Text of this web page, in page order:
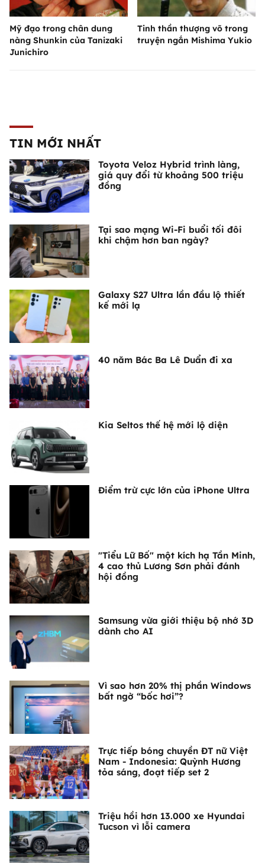
Mỹ đạo trong chân dung
nàng Shunkin của Tanizaki
Junichiro
Tinh thần thượng võ trong
truyện ngắn Mishima Yukio
TIN MỚI NHẤT
Toyota Veloz Hybrid trình làng,
giá quy đổi từ khoảng 500 triệu
đồng
Tại sao mạng Wi-Fi buổi tối đôi
khi chậm hơn ban ngày?
Galaxy S27 Ultra lần đầu lộ thiết
kế mới lạ
40 năm Bác Ba Lê Duẩn đi xa
Kia Seltos thế hệ mới lộ diện
Điểm trừ cực lớn của iPhone Ultra
"Tiểu Lữ Bố" một kích hạ Tần Minh,
4 cao thủ Lương Sơn phải đánh
hội đồng
Samsung vừa giới thiệu bộ nhớ 3D
dành cho AI
Vì sao hơn 20% thị phần Windows
bất ngờ “bốc hơi”?
Trực tiếp bóng chuyền ĐT nữ Việt
Nam - Indonesia: Quỳnh Hương
tỏa sáng, đoạt tiếp set 2
Triệu hồi hơn 13.000 xe Hyundai
Tucson vì lỗi camera